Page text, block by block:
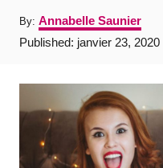
By: A
u
t
o
Annabelle Saunier
P
n
Published: janvier 23, 2020